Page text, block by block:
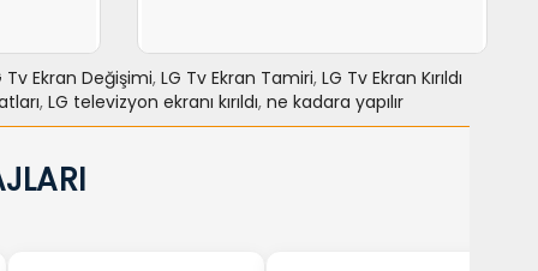
Tv Ekran Değişimi, LG Tv Ekran Tamiri, LG Tv Ekran Kırıldı
, LG televizyon ekranı kırıldı, ne kadara yapılır